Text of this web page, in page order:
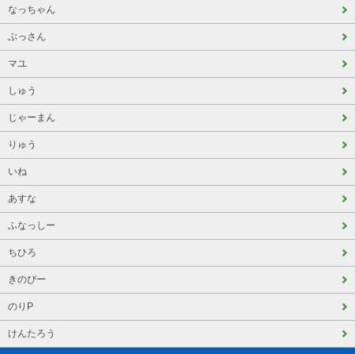
なっちゃん
ぶっさん
マユ
しゅう
じゃーまん
りゅう
いね
あすな
ふなっしー
ちひろ
きのぴー
のりP
けんたろう